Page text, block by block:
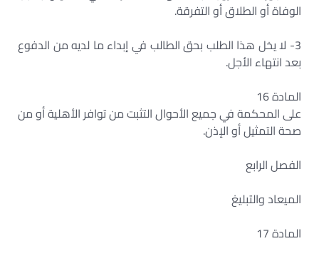
الوفاة أو الطلاق أو التفرقة.
3- لا يخل هذا الطلب بحق الطالب في إبداء ما لديه من الدفوع
بعد انتهاء الأجل.
المادة 16
على المحكمة في جميع الأحوال التثبت من توافر الأهلية أو من
صحة التمثيل أو الإذن.
الفصل الرابع
الميعاد والتبليغ
المادة 17